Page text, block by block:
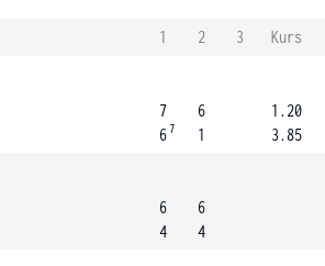
1 2 3
Kurs
7
67
6
1
1.20
3.85
6
4
6
4